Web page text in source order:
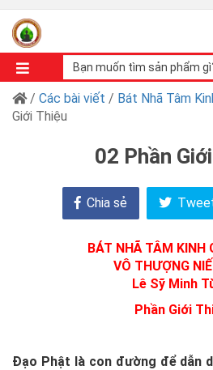
/ Các bài viết / Bát Nhã Tâm
Giới Thiệu
02 Phần
Chia sẻ
BÁT NHÃ TÂM KINH
VÔ THƯỢNG
Lê Sỹ Minh
Phần Giới
Đạo Phật là con đường để dẫn